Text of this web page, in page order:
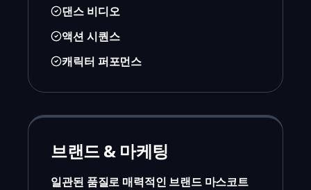
댄스 비디오
액션 시퀀스
캐릭터 퍼포먼스
브랜드 & 마케팅
일관된 품질로 매력적인 브랜드 마스코트